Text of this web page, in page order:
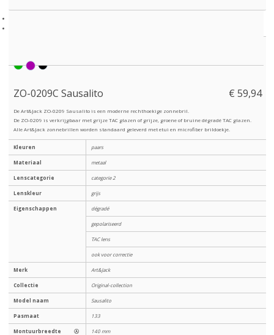
ZO-0209C Sausalito € 59,94
De Art&Jack ZO-0209 Sausalito is een moderne rechthoekige zonnebril.
De ZO-0209 is verkrijgbaar met grijze TAC glazen of grijze, groene of bruine dégradé TAC glazen.
Alle Art&Jack zonnebrillen worden standaard geleverd met etui en microfiber brildoekje.
Kleuren paars
Materiaal metaal
Lenscategorie categorie 2
Lenskleur grijs
Eigenschappen dégradé
gepolariseerd
TAC lens
ook voor correctie
Merk Art&Jack
Collectie Original-collection
Model naam Sausalito
Pasmaat 133
Montuurbreedte Ⓐ 140 mm